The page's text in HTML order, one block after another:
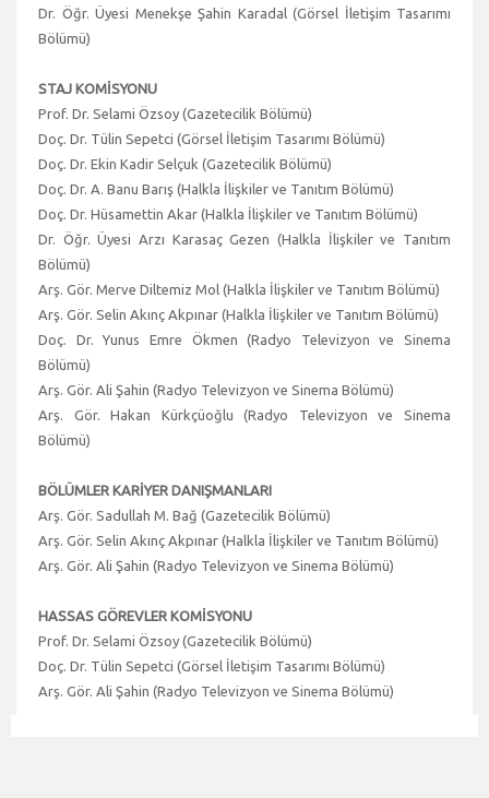
Dr. Öğr. Üyesi Menekşe Şahin Karadal (Görsel İletişim Tasarımı
Bölümü)
STAJ KOMİSYONU
Prof. Dr. Selami Özsoy (Gazetecilik Bölümü)
Doç. Dr. Tülin Sepetci (Görsel İletişim Tasarımı Bölümü)
Doç. Dr. Ekin Kadir Selçuk (Gazetecilik Bölümü)
Doç. Dr. A. Banu Barış (Halkla İlişkiler ve Tanıtım Bölümü)
Doç. Dr. Hüsamettin Akar (Halkla İlişkiler ve Tanıtım Bölümü)
Dr. Öğr. Üyesi Arzı Karasaç Gezen (Halkla İlişkiler ve Tanıtım
Bölümü)
Arş. Gör. Merve Diltemiz Mol (Halkla İlişkiler ve Tanıtım Bölümü)
Arş. Gör. Selin Akınç Akpınar (Halkla İlişkiler ve Tanıtım Bölümü)
Doç. Dr. Yunus Emre Ökmen (Radyo Televizyon ve Sinema
Bölümü)
Arş. Gör. Ali Şahin (Radyo Televizyon ve Sinema Bölümü)
Arş. Gör. Hakan Kürkçüoğlu (Radyo Televizyon ve Sinema
Bölümü)
BÖLÜMLER KARİYER DANIŞMANLARI
Arş. Gör. Sadullah M. Bağ (Gazetecilik Bölümü)
Arş. Gör. Selin Akınç Akpınar (Halkla İlişkiler ve Tanıtım Bölümü)
Arş. Gör. Ali Şahin (Radyo Televizyon ve Sinema Bölümü)
HASSAS GÖREVLER KOMİSYONU
Prof. Dr. Selami Özsoy (Gazetecilik Bölümü)
Doç. Dr. Tülin Sepetci (Görsel İletişim Tasarımı Bölümü)
Arş. Gör. Ali Şahin (Radyo Televizyon ve Sinema Bölümü)